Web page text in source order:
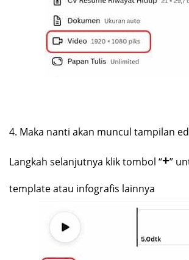
4. Maka nanti akan muncul tampilan
Langkah selanjutnya klik tombol “+”
template atau infografis lainnya